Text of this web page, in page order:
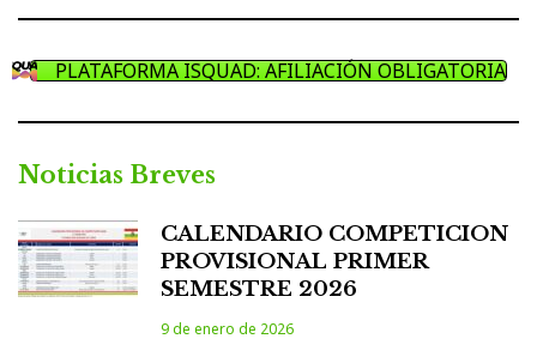
PLATAFORMA ISQUAD: AFILIACIÓN OBLIGATORIA
Noticias Breves
CALENDARIO COMPETICION
PROVISIONAL PRIMER
SEMESTRE 2026
9 de enero de 2026